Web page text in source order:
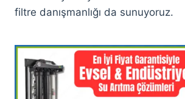
filtre danışmanlığı da sunuyoruz.